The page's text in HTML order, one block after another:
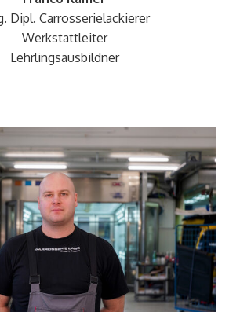
Dipl. Carrosserielackierer
Werkstattleiter
Lehrlingsausbildner